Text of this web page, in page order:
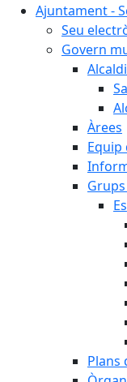
Ajuntament -
Seu
Govern
Àrees
Equip
Plans